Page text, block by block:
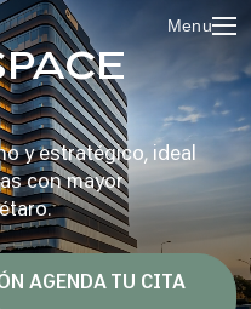
Menu
y estratégico, ideal
con mayor
AGENDA TU CITA